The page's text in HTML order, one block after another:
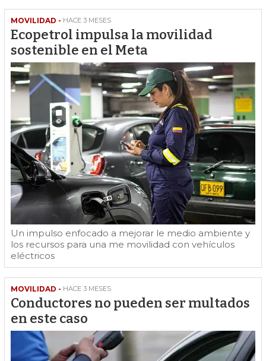
MOVILIDAD - HACE 3 MESES
Ecopetrol impulsa la movilidad
sostenible en el Meta
Un impulso enfocado a mejorar le medio ambiente y
los recursos para una me movilidad con vehículos
eléctricos
MOVILIDAD - HACE 3 MESES
Conductores no pueden ser multados
en este caso